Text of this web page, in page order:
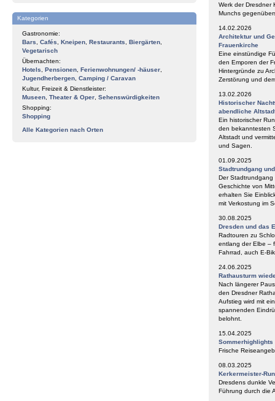
Kategorien
Gastronomie:
Bars
Cafés Kneipen Restaurants Biergärten
Vegetarisch
Übernachten:
Hotels
Pensionen Ferienwohnungen/ -häuser
Jugendherbergen Camping / Caravan
Kultur, Freizeit & Dienstleister:
Museen Theater & Oper Sehenswürdigkeiten
Shopping:
Shopping
Alle Kategorien nach Orten
Werk der Dresdner
Munchs
14.02.2026
Architektur und
Frauenkirche
Eine einstündige
den Emporen der
Hintergründe zu
Zerstörung und
13.02.2026
Historischer
abendliche
Ein historischer
den bekanntesten
Altstadt und
und Sagen.
01.09.2025
Stadtrundgang
Der Stadtrundgang
Geschichte von
erhalten Sie
mit Verkostung im
30.08.2025
Dresden und das
Radtouren zu
entlang der Elbe –
Fahrrad, auch E-
24.06.2025
Rathausturm
Nach längerer
den Dresdner
Aufstieg wird mit
spannenden
belohnt.
15.04.2025
Sommerhighlights
Frische
08.03.2025
Kerkermeister-
Dresdens dunkle
Führung durch die